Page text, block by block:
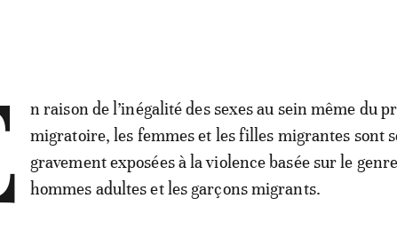
n raison de l’inégalité des sexes au sein même du
migratoire, les femmes et les filles migrantes sont
gravement exposées à la violence basée sur le
hommes adultes et les garçons migrants.